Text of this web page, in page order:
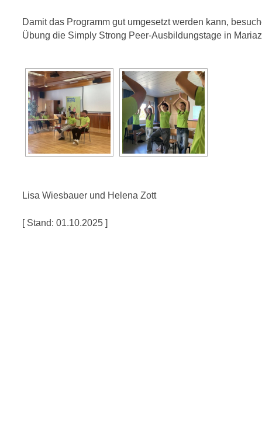
Damit das Programm gut umgesetzt werden kann,
Übung die Simply Strong Peer-Ausbildungstage in
Lisa Wiesbauer und Helena Zott
[ Stand: 01.10.2025 ]